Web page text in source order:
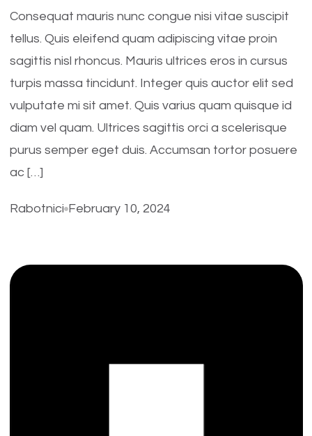
Consequat mauris nunc congue nisi vitae suscipit
tellus. Quis eleifend quam adipiscing vitae proin
sagittis nisl rhoncus. Mauris ultrices eros in cursus
turpis massa tincidunt. Integer quis auctor elit sed
vulputate mi sit amet. Quis varius quam quisque id
diam vel quam. Ultrices sagittis orci a scelerisque
purus semper eget duis. Accumsan tortor posuere
ac […]
Rabotnici February 10, 2024